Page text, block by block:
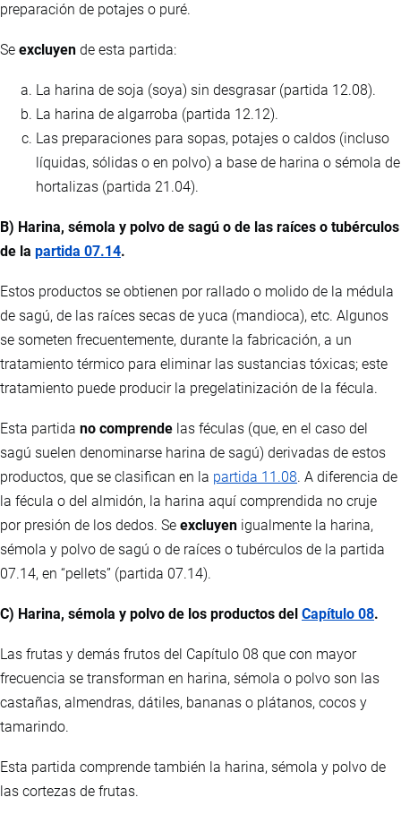
preparación de potajes o puré.
Se excluyen de esta partida:
La harina de soja (soya) sin desgrasar (partida 12.08).
La harina de algarroba (partida 12.12).
Las preparaciones para sopas, potajes o caldos (incluso
líquidas, sólidas o en polvo) a base de harina o sémola de
hortalizas (partida 21.04).
B) Harina, sémola y polvo de sagú o de las raíces o tubérculos
de la partida 07.14.
Estos productos se obtienen por rallado o molido de la médula
de sagú, de las raíces secas de yuca (mandioca), etc. Algunos
se someten frecuentemente, durante la fabricación, a un
tratamiento térmico para eliminar las sustancias tóxicas; este
tratamiento puede producir la pregelatinización de la fécula.
Esta partida no comprende las féculas (que, en el caso del
sagú suelen denominarse harina de sagú) derivadas de estos
productos, que se clasifican en la partida 11.08. A diferencia de
la fécula o del almidón, la harina aquí comprendida no cruje
por presión de los dedos. Se excluyen igualmente la harina,
sémola y polvo de sagú o de raíces o tubérculos de la partida
07.14, en “pellets” (partida 07.14).
C) Harina, sémola y polvo de los productos del Capítulo 08.
Las frutas y demás frutos del Capítulo 08 que con mayor
frecuencia se transforman en harina, sémola o polvo son las
castañas, almendras, dátiles, bananas o plátanos, cocos y
tamarindo.
Esta partida comprende también la harina, sémola y polvo de
las cortezas de frutas.